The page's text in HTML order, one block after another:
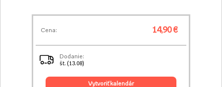
Cena: 14,90 €
Dodanie:
št. (13.08)
vytvoriť kalendár